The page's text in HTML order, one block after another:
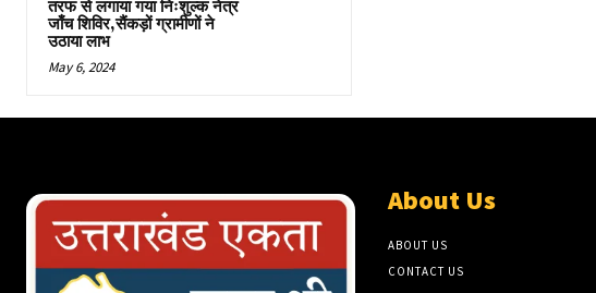
तरफ से लगाया गया निःशुल्क नेत्र
जाँच शिविर,सैंकड़ों ग्रामीणों ने
उठाया लाभ
May 6, 2024
About Us
ABOUT US
CONTACT US